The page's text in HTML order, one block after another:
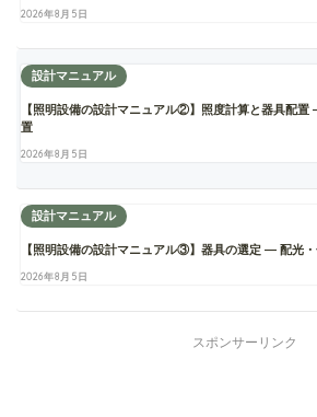
2026年8月5日
設計マニュアル
【照明設備の設計マニュアル②】照度計算と器具配
置
2026年8月5日
設計マニュアル
【照明設備の設計マニュアル③】器具の選定 ― 配光
2026年8月5日
スポンサーリンク